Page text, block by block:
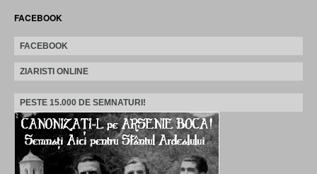
FACEBOOK
FACEBOOK
ZIARISTI ONLINE
PESTE 15.000 DE SEMNATURI!